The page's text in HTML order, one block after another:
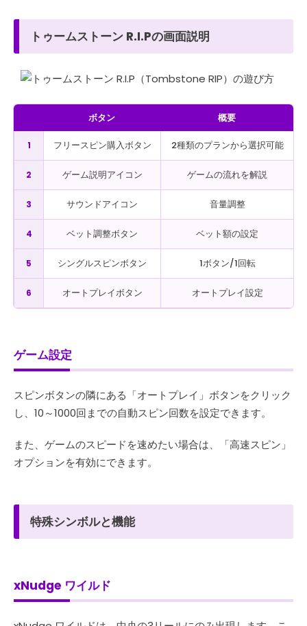
トゥームストーン R.I.Pの画面説明
ボタン 概要
1 フリースピン購入ボタン 2種類のプランから選択可能
2 ゲーム説明アイコン ゲームの流れを解説
3 サウンドアイコン 音量調整
4 ベット調整ボタン ベット額の設定
5 シングルスピンボタン 1ボタン/1回転
6 オートプレイボタン オートプレイ設定
ゲーム設定
スピンボタンの隣にある「オートプレイ」ボタンをクリック
し、10～1000回までの自動スピン回数を設定できます。
また、ゲームのスピードを速めたい場合は、「高速スピン」
オプションを有効にできます。
特殊シンボルと機能
xNudge ワイルド